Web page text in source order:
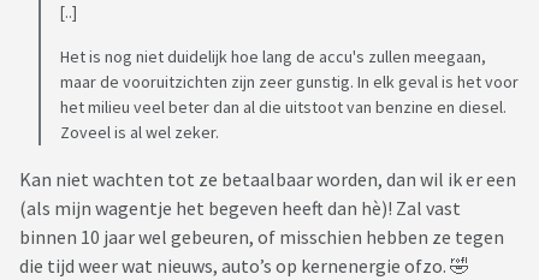
[..]
Het is nog niet duidelijk hoe lang de accu's zullen meegaan,
maar de vooruitzichten zijn zeer gunstig. In elk geval is het voor
het milieu veel beter dan al die uitstoot van benzine en diesel.
Zoveel is al wel zeker.
Kan niet wachten tot ze betaalbaar worden, dan wil ik er een
(als mijn wagentje het begeven heeft dan hè)! Zal vast
binnen 10 jaar wel gebeuren, of misschien hebben ze tegen
die tijd weer wat nieuws, auto’s op kernenergie ofzo. 🤣